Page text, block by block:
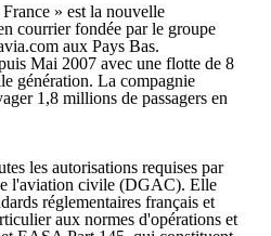
» est la nouvelle
courrier fondée par le groupe
aux Pays Bas.
Mai 2007 avec une flotte de 8
génération. La compagnie
1,8 millions de passagers en
les autorisations requises par
l'aviation civile (DGAC). Elle
réglementaires français et
aux normes d'opérations et